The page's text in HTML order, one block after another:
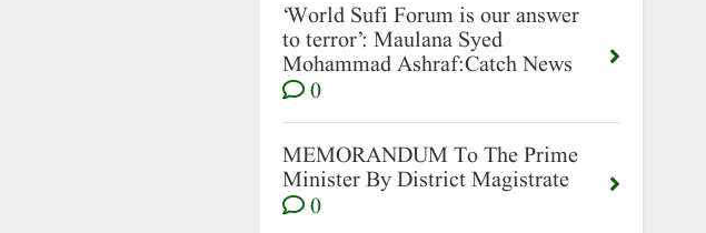
‘World Sufi Forum is our answer
to terror’: Maulana Syed
Mohammad Ashraf:Catch News
0
MEMORANDUM To The Prime
Minister By District Magistrate
0